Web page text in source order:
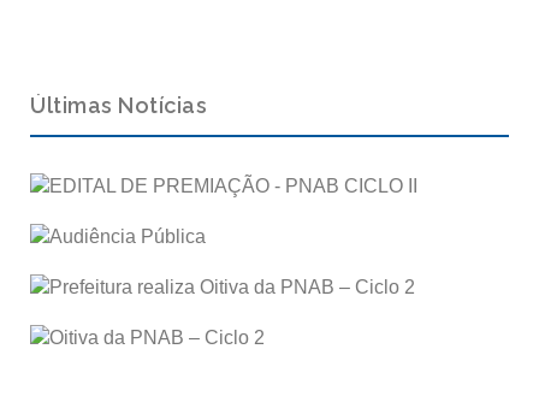
Últimas Notícias